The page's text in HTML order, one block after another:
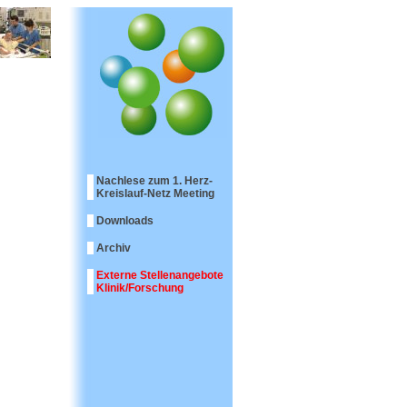
Nachlese zum 1. Herz-
Kreislauf-Netz Meeting
Downloads
Archiv
Externe Stellenangebote
Klinik/Forschung